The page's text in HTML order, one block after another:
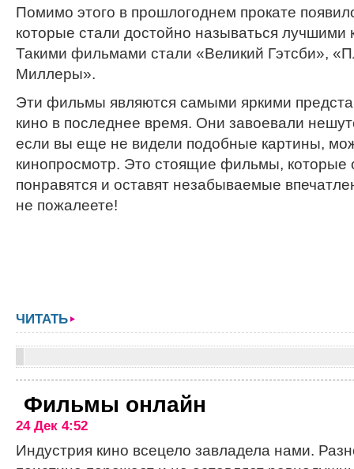
Помимо этого в прошлогоднем прокате
которые стали достойно называться лучшими
Такими фильмами стали «Великий Гэтсби»,
Миллеры».
Эти фильмы являются самыми яркими
кино в последнее время. Они завоевали
если вы еще не видели подобные картины,
кинопросмотр. Это стоящие фильмы, которые
понравятся и оставят незабываемые
не пожалеете!
ЧИТАТЬ
Фильмы онлайн
24 Дек 4:52
Индустрия кино всецело завладела нами.